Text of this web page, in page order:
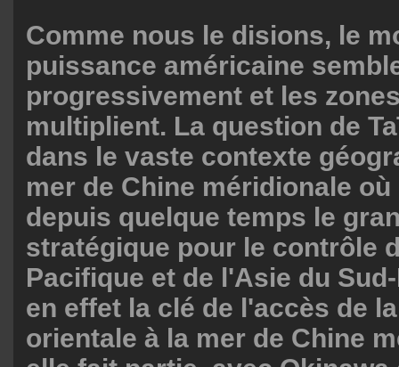
Comme nous le disions, le
puissance américaine
progressivement et les
multiplient. La question de
dans le vaste contexte
mer de Chine méridionale
depuis quelque temps le
stratégique pour le contrôle
Pacifique et de l'Asie du
en effet la clé de l'accès de
orientale à la mer de Chine